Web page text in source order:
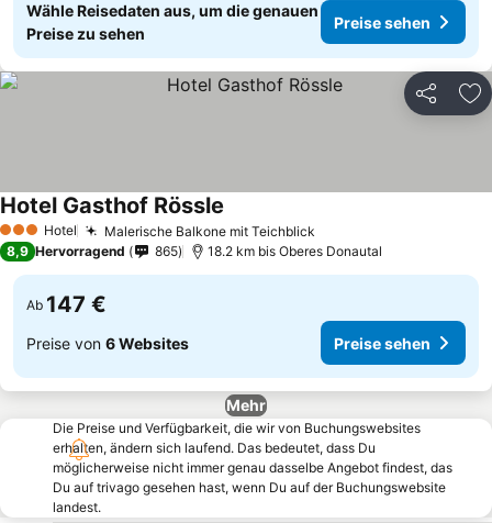
Wähle Reisedaten aus, um die genauen
Preise zu sehen
Preise sehen
Teilen
3 SterneHotel Malerische Balkone mit Teichblick
Hotel Gasthof Rössle
8,9 Hervorragend 865 18.2 km bis Oberes Donautal
Ab 147 €
Preise von 6 Websites Preise sehen
Mehr
Die Preise und Verfügbarkeit, die wir von Buchungswebsites
erhalten, ändern sich laufend. Das bedeutet, dass Du
möglicherweise nicht immer genau dasselbe Angebot findest, das
Du auf trivago gesehen hast, wenn Du auf der Buchungswebsite
landest.